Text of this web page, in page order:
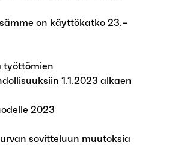
on käyttökatko 23.–
työttömien
1.1.2023 alkaen
2023
sovitteluun muutoksia